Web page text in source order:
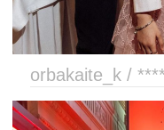
orbakaite_k /